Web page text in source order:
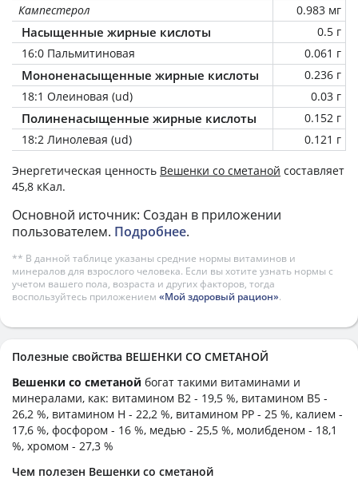
Кампестерол
0.983 мг
Насыщенные жирные кислоты
0.5 г
16:0 Пальмитиновая
0.061 г
Мононенасыщенные жирные кислоты
0.236 г
18:1 Олеиновая (ud)
0.03 г
Полиненасыщенные жирные кислоты
0.152 г
18:2 Линолевая (ud)
0.121 г
Энергетическая ценность Вешенки со сметаной составляет
45,8 кКал.
Основной источник: Создан в приложении
пользователем. Подробнее.
** В данной таблице указаны средние нормы витаминов и
минералов для взрослого человека. Если вы хотите узнать нормы с
учетом вашего пола, возраста и других факторов, тогда
воспользуйтесь приложением «Мой здоровый рацион».
Полезные свойства ВЕШЕНКИ СО СМЕТАНОЙ
Вешенки со сметаной богат такими витаминами и
минералами, как: витамином B2 - 19,5 %, витамином B5 -
26,2 %, витамином H - 22,2 %, витамином PP - 25 %, калием -
17,6 %, фосфором - 16 %, медью - 25,5 %, молибденом - 18,1
%, хромом - 27,3 %
Чем полезен Вешенки со сметаной